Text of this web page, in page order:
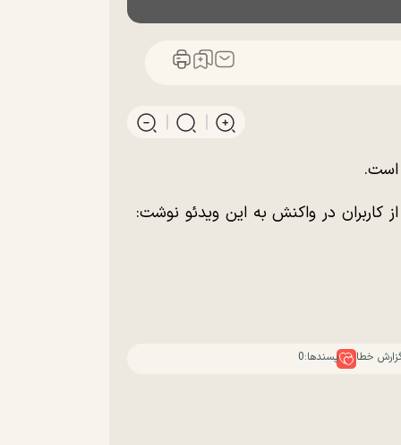
است.
کاربران در واکنش به این ویدئو نوشت:
خطا پسندها:0